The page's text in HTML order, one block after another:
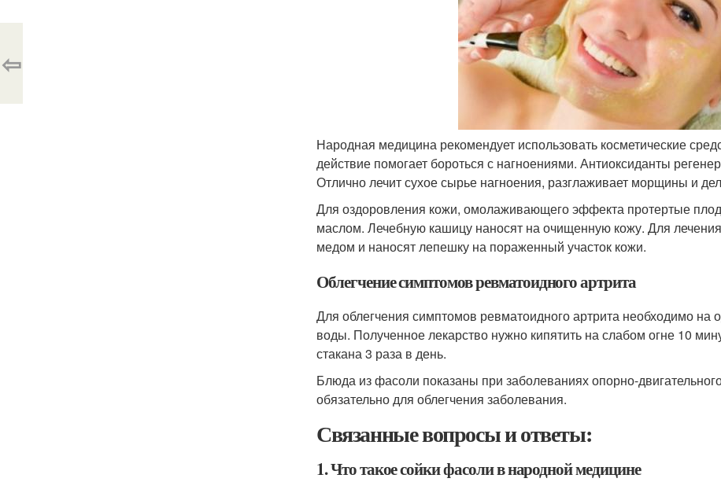
Народная медицина рекомендует использовать косметические
действие помогает бороться с нагноениями. Антиоксиданты
Отлично лечит сухое сырье нагноения, разглаживает морщины и
Для оздоровления кожи, омолаживающего эффекта протертые
маслом. Лечебную кашицу наносят на очищенную кожу. Для
медом и наносят лепешку на пораженный участок кожи.
Облегчение симптомов ревматоидного артрита
Для облегчения симптомов ревматоидного артрита необходимо на
воды. Полученное лекарство нужно кипятить на слабом огне 10
стакана 3 раза в день.
Блюда из фасоли показаны при заболеваниях опорно-
обязательно для облегчения заболевания.
Связанные вопросы и ответы:
1. Что такое сойки фасоли в народной медицине
⇦